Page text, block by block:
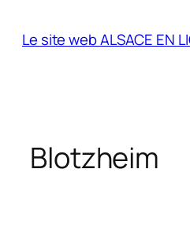
Le site web ALSACE EN
Blotzheim